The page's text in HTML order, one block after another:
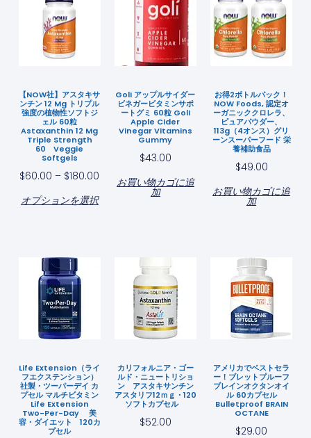
【NOW社】アスタキサ
ンチン 12 Mg トリプル
強度の植物性ソフトジ
ェル 60粒
Astaxanthin 12 Mg
Triple Strength
60 Veggie
Softgels
$60.00 – $180.00
オプションを選択
Goli アップルサイダー
ビネガービタミンサポ
ートグミ 60粒 Goli
Apple Cider
Vinegar Vitamins
Gummy
$43.00
お買い物カゴに追
加
お得2ボトルパック！
NOW Foods, 認定オ
ーガニッククロレラ、
ピュアパウダー、
113g（4オンス）グリ
ーンスーパーフード 栄
養補助食品
$49.00
お買い物カゴに追
加
Life Extension（ライ
フエクステンション）
社製・ツーパーデイ カ
プセル マルチビタミン
Life Extension
Two-Per-Day 美
容・ダイエット 120カ
プセル
カリフォルニア・ゴー
ルド・ニュートリショ
ン アスタキサンチン
アスタリフ12ｍｇ・120
ソフトカプセル
$52.00
アメリカでベストセラ
ー！ブレットプルーフ
ブレインオクタンオイ
ル 60カプセル
Bulletproof BRAIN
OCTANE
$29.00